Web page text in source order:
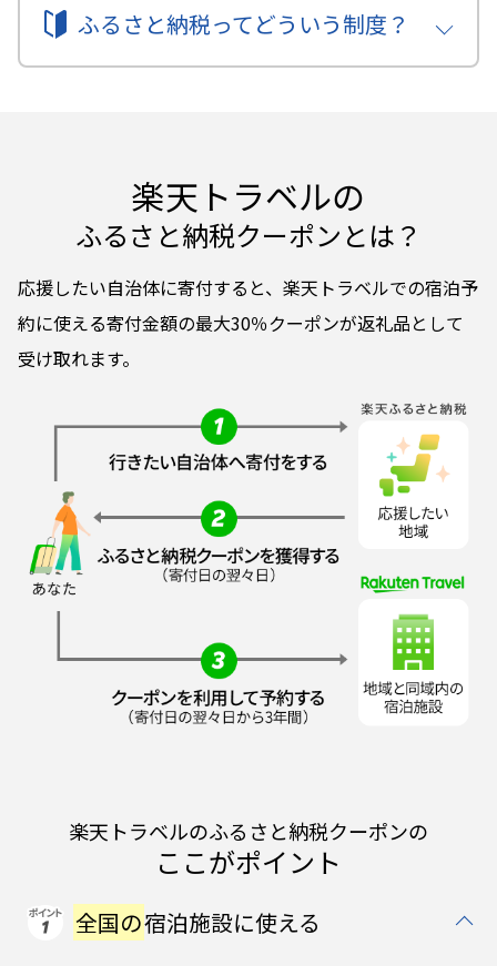
ふるさと納税ってどういう制度？
楽天トラベルの
ふるさと納税クーポンとは？
応援したい自治体に寄付すると、楽天トラベルでの宿泊予
約に使える寄付金額の最大30％クーポンが返礼品として
受け取れます。
楽天トラベルのふるさと納税クーポンの
ここがポイント
全国の宿泊施設に使える